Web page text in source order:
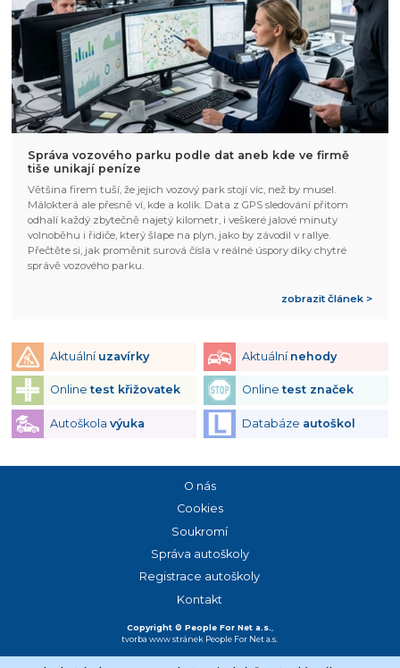
Správa vozového parku podle dat aneb kde ve firmě
tiše unikají peníze
Většina firem tuší, že jejich vozový park stojí víc, než by musel.
Málokterá ale přesně ví, kde a kolik. Data z GPS sledování přitom
odhalí každý zbytečně najetý kilometr, i veškeré jalové minuty
volnoběhu i řidiče, který šlape na plyn, jako by závodil v rallye.
Přečtěte si, jak proměnit surová čísla v reálné úspory díky chytré
správě vozového parku.
zobrazit článek >
Aktuální uzavírky Aktuální nehody
Onlinetest křižovatek Onlinetest značek
Autoškola výuka Databáze autoškol
Copyright © People For Net a.s.
tvorba www stránek People For Net a.s.
O nás
Cookies
Soukromí
Správa autoškoly
Registrace autoškoly
Kontakt